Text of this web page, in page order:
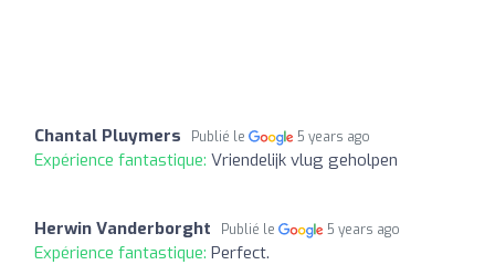
Chantal Pluymers Publié le 5 years ago
Expérience fantastique: Vriendelijk vlug geholpen
Herwin Vanderborght Publié le 5 years ago
Expérience fantastique: Perfect.